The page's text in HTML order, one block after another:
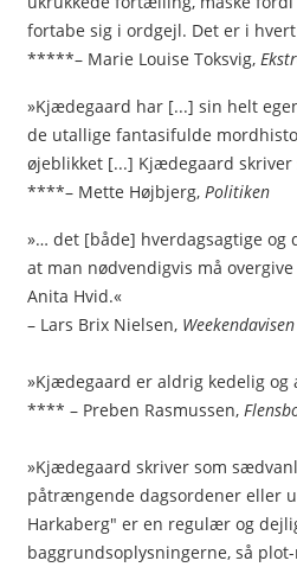
fortabe sig i ordgejl. Det er i
*****– Marie Louise Toksvig,
»Kjædegaard har [...] sin helt
de utallige fantasifulde
øjeblikket [...] Kjædegaard
****– Mette Højbjerg, Politiken
»… det [både] hverdagsagtige og
at man nødvendigvis må
Anita Hvid.«
– Lars Brix Nielsen, Weekendavisen
»Kjædegaard er aldrig kedelig
**** – Preben Rasmussen,
»Kjædegaard skriver som
påtrængende dagsordener eller
Harkaberg" er en regulær og
baggrundsoplysningerne, så